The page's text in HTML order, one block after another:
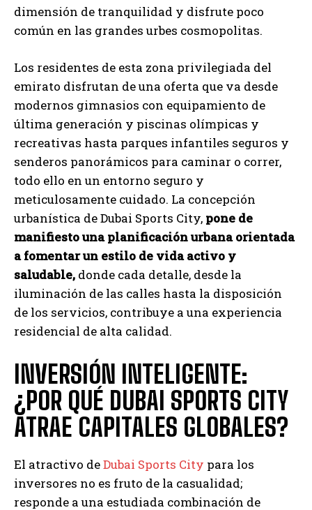
dimensión de tranquilidad y disfrute poco
común en las grandes urbes cosmopolitas.
Los residentes de esta zona privilegiada del
emirato disfrutan de una oferta que va desde
modernos gimnasios con equipamiento de
última generación y piscinas olímpicas y
recreativas hasta parques infantiles seguros y
senderos panorámicos para caminar o correr,
todo ello en un entorno seguro y
meticulosamente cuidado. La concepción
urbanística de Dubai Sports City, pone de
manifiesto una planificación urbana orientada
a fomentar un estilo de vida activo y
saludable, donde cada detalle, desde la
iluminación de las calles hasta la disposición
de los servicios, contribuye a una experiencia
residencial de alta calidad.
INVERSIÓN INTELIGENTE:
¿POR QUÉ DUBAI SPORTS CITY
ATRAE CAPITALES GLOBALES?
El atractivo deDubai Sports City para los
inversores no es fruto de la casualidad;
responde a una estudiada combinación de